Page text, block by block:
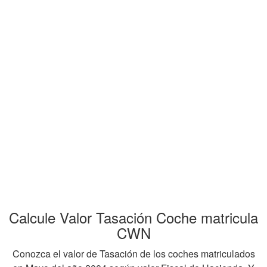
Calcule Valor Tasación Coche matricula
CWN
Conozca el valor de Tasación de los coches matriculados